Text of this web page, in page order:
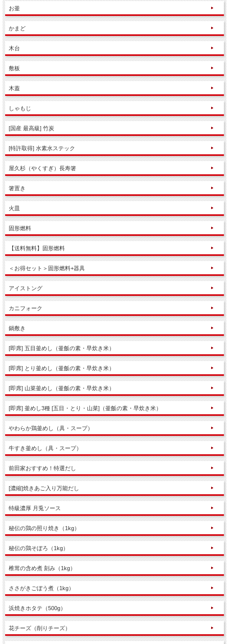
お釜
かまど
木台
敷板
木蓋
しゃもじ
[国産 最高級] 竹炭
[特許取得] 水素水ステック
屋久杉（やくすぎ）長寿箸
箸置き
火皿
固形燃料
【送料無料】固形燃料
＜お得セット＞固形燃料+器具
アイストング
カニフォーク
鍋敷き
[即席] 五目釜めし（釜飯の素・早炊き米）
[即席] とり釜めし（釜飯の素・早炊き米）
[即席] 山菜釜めし（釜飯の素・早炊き米）
[即席] 釜めし3種 [五目・とり・山菜]（釜飯の素・早炊き米）
やわらか鶏釜めし（具・スープ）
牛すき釜めし（具・スープ）
前田家おすすめ！特選だし
[濃縮]焼きあご入り万能だし
特級濃厚 月兎ソース
秘伝の鶏の照り焼き（1kg）
秘伝の鶏そぼろ（1kg）
椎茸の含め煮 刻み（1kg）
ささがきごぼう煮（1kg）
浜焼きホタテ（500g）
花チーズ（削りチーズ）